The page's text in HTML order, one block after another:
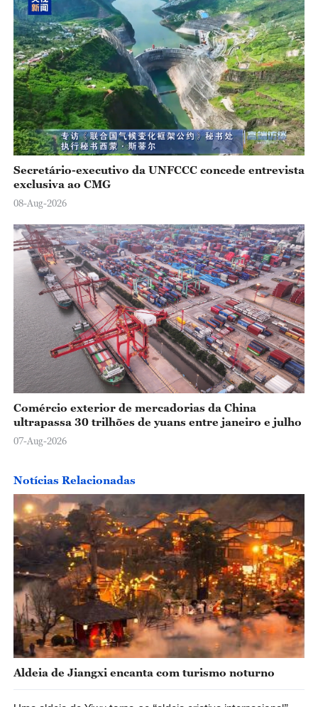
Secretário-executivo da UNFCCC concede entrevista
exclusiva ao CMG
08-Aug-2026
Comércio exterior de mercadorias da China
ultrapassa 30 trilhões de yuans entre janeiro e julho
07-Aug-2026
Notícias Relacionadas
Aldeia de Jiangxi encanta com turismo noturno